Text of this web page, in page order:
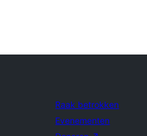
Raak betrokken
Evenementen